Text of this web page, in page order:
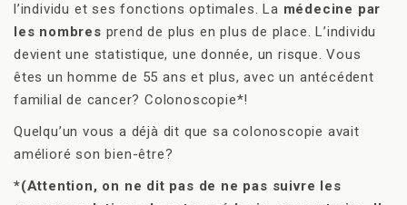
l’individu et ses fonctions optimales. La médecine par
les nombres prend de plus en plus de place. L’individu
devient une statistique, une donnée, un risque. Vous
êtes un homme de 55 ans et plus, avec un antécédent
familial de cancer? Colonoscopie*!
Quelqu’un vous a déjà dit que sa colonoscopie avait
amélioré son bien-être?
*(Attention, on ne dit pas de ne pas suivre les